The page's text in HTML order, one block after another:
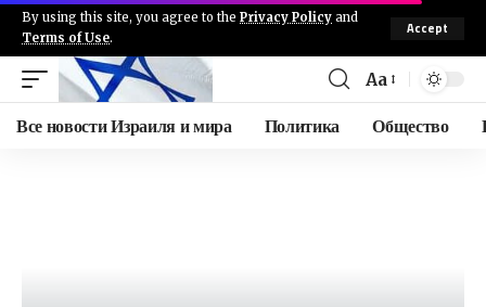
By using this site, you agree to the Privacy Policy and
Terms of Use.
Accept
Aa
Все новости Израиля и мира Политика Общество